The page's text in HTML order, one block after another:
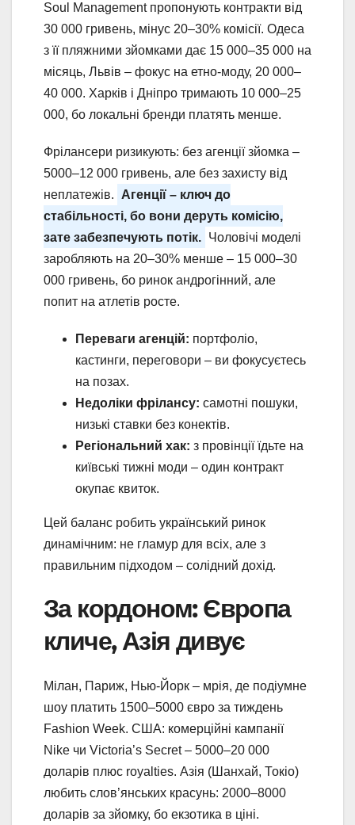
Soul Management пропонують контракти від
30 000 гривень, мінус 20–30% комісії. Одеса
з її пляжними зйомками дає 15 000–35 000 на
місяць, Львів – фокус на етно-моду, 20 000–
40 000. Харків і Дніпро тримають 10 000–25
000, бо локальні бренди платять менше.
Фрілансери ризикують: без агенції зйомка –
5000–12 000 гривень, але без захисту від
неплатежів.
Агенції – ключ до
стабільності, бо вони деруть комісію,
зате забезпечують потік. Чоловічі моделі
заробляють на 20–30% менше – 15 000–30
000 гривень, бо ринок андрогінний, але
попит на атлетів росте.
Переваги агенцій: портфоліо,
кастинги, переговори – ви фокусуєтесь
на позах.
Недоліки фрілансу: самотні пошуки,
низькі ставки без конектів.
Регіональний хак: з провінції їдьте на
київські тижні моди – один контракт
окупає квиток.
Цей баланс робить український ринок
динамічним: не гламур для всіх, але з
правильним підходом – солідний дохід.
За кордоном: Європа
кличе, Азія дивує
Мілан, Париж, Нью-Йорк – мрія, де подіумне
шоу платить 1500–5000 євро за тиждень
Fashion Week. США: комерційні кампанії
Nike чи Victoria’s Secret – 5000–20 000
доларів плюс royalties. Азія (Шанхай, Токіо)
любить слов’янських красунь: 2000–8000
доларів за зйомку, бо екзотика в ціні.